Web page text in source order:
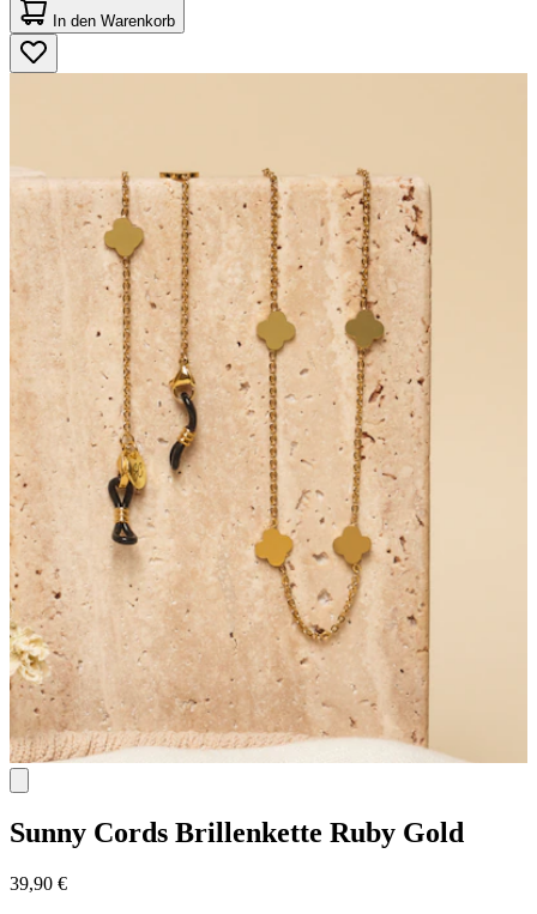
von
5
Sternen.
5
In den Warenkorb
Sunny Cords Brillenkette Ruby Gold
39,90 €